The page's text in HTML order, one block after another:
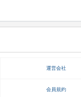
運営会社
会員規約